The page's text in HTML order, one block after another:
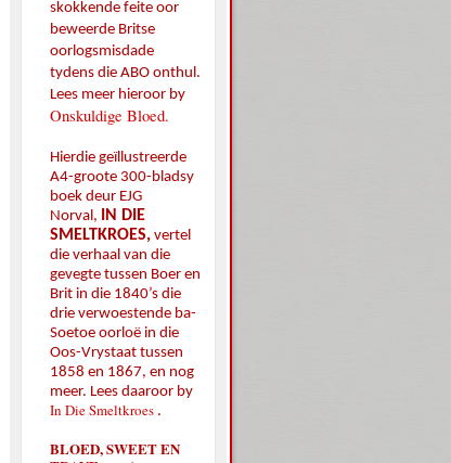
skokkende feite oor
beweerde Britse
oorlogsmisdade
tydens die ABO onthul.
Lees meer hieroor by
Onskuldige Bloed.
Hierdie geïllustreerde
A4-groote 300-bladsy
boek deur EJG
Norval,
IN DIE
SMELTKROES, vertel
die verhaal van die
gevegte tussen Boer en
Brit in die 1840’s die
drie verwoestende ba-
Soetoe oorloë in die
Oos-Vrystaat tussen
1858 en 1867, en nog
meer. Lees daaroor by
In Die Smeltkroes .
BLOED, SWEET EN